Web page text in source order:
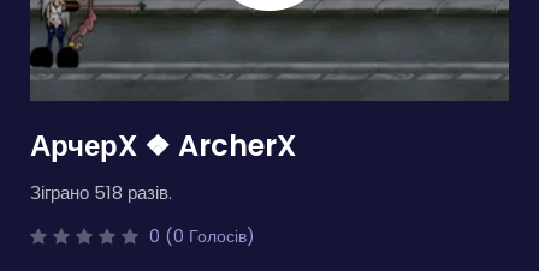
АрчерX ❖ ArcherX
Зіграно 518 разів.
0 (0 Голосів)